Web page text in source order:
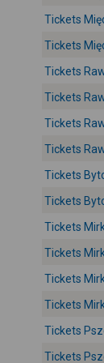
Tickets
Tickets
Tickets
Tickets
Tickets
Tickets
Tickets
Tickets
Tickets
Tickets
Tickets
Tickets
Tickets
Tickets